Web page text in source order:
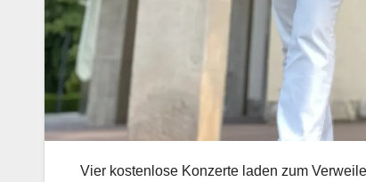
Vier kostenlose Konzerte laden zum